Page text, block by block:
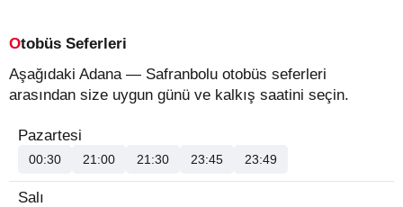
Otobüs Seferleri
Aşağıdaki Adana — Safranbolu otobüs seferleri
arasından size uygun günü ve kalkış saatini seçin.
Pazartesi
00:30 21:00 21:30 23:45 23:49
Salı